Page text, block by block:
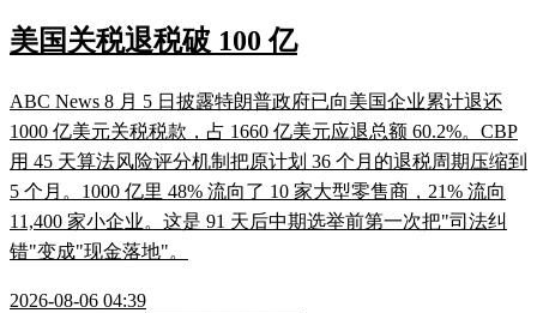
美国关税退税破 100 亿
ABC News 8 月 5 日披露特朗普政府已向美国企业累计退还
1000 亿美元关税税款，占 1660 亿美元应退总额 60.2%。CBP
用 45 天算法风险评分机制把原计划 36 个月的退税周期压缩到
5 个月。1000 亿里 48% 流向了 10 家大型零售商，21% 流向
11,400 家小企业。这是 91 天后中期选举前第一次把"司法纠
错"变成"现金落地"。
2026-08-06 04:39